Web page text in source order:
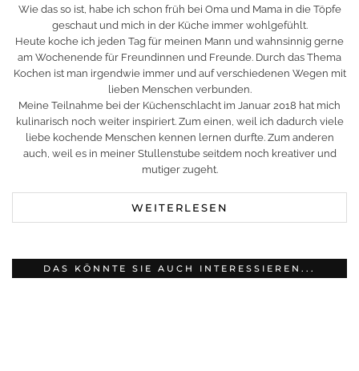
Wie das so ist, habe ich schon früh bei Oma und Mama in die Töpfe
geschaut und mich in der Küche immer wohlgefühlt.
Heute koche ich jeden Tag für meinen Mann und wahnsinnig gerne
am Wochenende für Freundinnen und Freunde. Durch das Thema
Kochen ist man irgendwie immer und auf verschiedenen Wegen mit
lieben Menschen verbunden.
Meine Teilnahme bei der Küchenschlacht im Januar 2018 hat mich
kulinarisch noch weiter inspiriert. Zum einen, weil ich dadurch viele
liebe kochende Menschen kennen lernen durfte. Zum anderen
auch, weil es in meiner Stullenstube seitdem noch kreativer und
mutiger zugeht.
WEITERLESEN
DAS KÖNNTE SIE AUCH INTERESSIEREN...